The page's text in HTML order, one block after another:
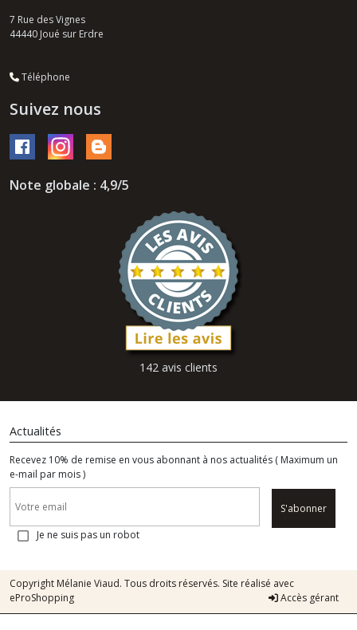
7 Rue des Vignes
44440 Joué sur Erdre
Téléphone
Suivez nous
Note globale : 4,9/5
142 avis clients
Actualités
Recevez 10% de remise en vous abonnant à nos actualités ( Maximum un
e-mail par mois )
S'abonner
Je ne suis pas un robot
Copyright Mélanie Viaud. Tous droits réservés. Site réalisé avec
eProShopping
Accès gérant